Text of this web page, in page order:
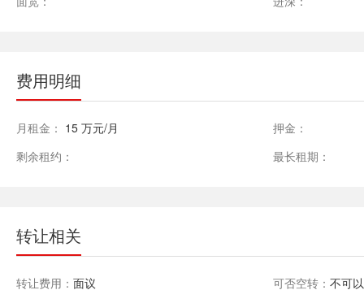
费用明细
月租金： 15 万元/月
押金：
剩余租约：
最长租期：
转让相关
转让费用： 面议 可否空转：不可以